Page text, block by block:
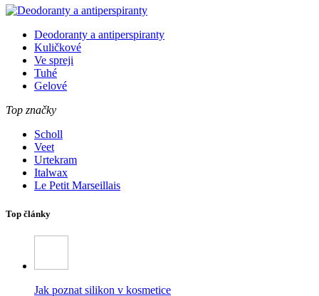
Deodoranty a antiperspiranty
Kuličkové
Ve spreji
Tuhé
Gelové
Top značky
Scholl
Veet
Urtekram
Italwax
Le Petit Marseillais
Top články
Jak poznat silikon v kosmetice